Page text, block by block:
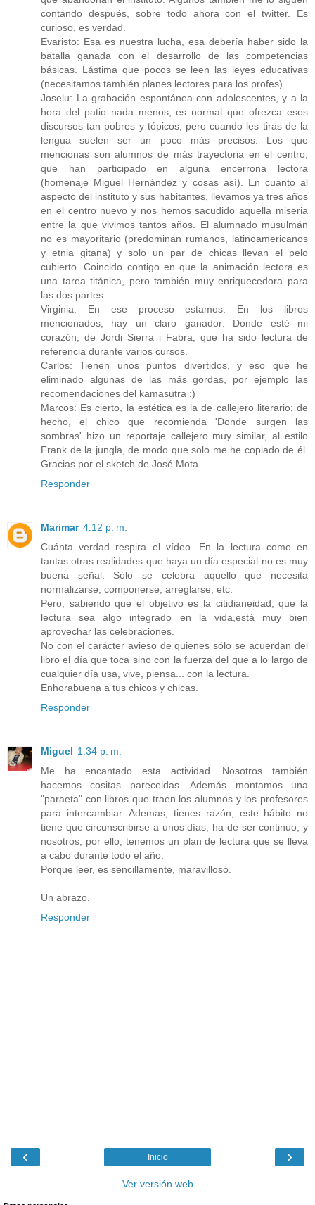
contando después, sobre todo ahora con el twitter. Es
curioso, es verdad.
Evaristo: Esa es nuestra lucha, esa debería haber sido la
batalla ganada con el desarrollo de las competencias
básicas. Lástima que pocos se leen las leyes educativas
(necesitamos también planes lectores para los profes).
Joselu: La grabación espontánea con adolescentes, y a la
hora del patio nada menos, es normal que ofrezca esos
discursos tan pobres y tópicos, pero cuando les tiras de la
lengua suelen ser un poco más precisos. Los que
mencionas son alumnos de más trayectoria en el centro,
que han participado en alguna encerrona lectora
(homenaje Miguel Hernández y cosas así). En cuanto al
aspecto del instituto y sus habitantes, llevamos ya tres años
en el centro nuevo y nos hemos sacudido aquella miseria
entre la que vivimos tantos años. El alumnado musulmán
no es mayoritario (predominan rumanos, latinoamericanos
y etnia gitana) y solo un par de chicas llevan el pelo
cubierto. Coincido contigo en que la animación lectora es
una tarea titánica, pero también muy enriquecedora para
las dos partes.
Virginia: En ese proceso estamos. En los libros
mencionados, hay un claro ganador: Donde esté mi
corazón, de Jordi Sierra i Fabra, que ha sido lectura de
referencia durante varios cursos.
Carlos: Tienen unos puntos divertidos, y eso que he
eliminado algunas de las más gordas, por ejemplo las
recomendaciones del kamasutra :)
Marcos: Es cierto, la estética es la de callejero literario; de
hecho, el chico que recomienda 'Donde surgen las
sombras' hizo un reportaje callejero muy similar, al estilo
Frank de la jungla, de modo que solo me he copiado de él.
Gracias por el sketch de José Mota.
Responder
Marimar 4:12 p. m.
Cuánta verdad respira el vídeo. En la lectura como en
tantas otras realidades que haya un día especial no es muy
buena señal. Sólo se celebra aquello que necesita
normalizarse, componerse, arreglarse, etc.
Pero, sabiendo que el objetivo es la citidianeidad, que la
lectura sea algo integrado en la vida,está muy bien
aprovechar las celebraciones.
No con el carácter avieso de quienes sólo se acuerdan del
libro el día que toca sino con la fuerza del que a lo largo de
cualquier día usa, vive, piensa... con la lectura.
Enhorabuena a tus chicos y chicas.
Responder
Miguel 1:34 p. m.
Me ha encantado esta actividad. Nosotros también
hacemos cositas pareceidas. Además montamos una
"paraeta" con libros que traen los alumnos y los profesores
para intercambiar. Ademas, tienes razón, este hábito no
tiene que circunscribirse a unos días, ha de ser continuo, y
nosotros, por ello, tenemos un plan de lectura que se lleva
a cabo durante todo el año.
Porque leer, es sencillamente, maravilloso.
Un abrazo.
Responder
‹ ›
Inicio
Ver versión web